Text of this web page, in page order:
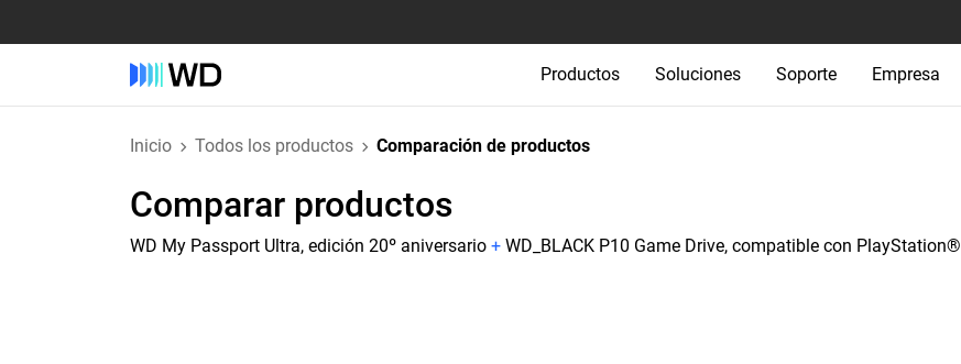
Productos Soluciones Soporte Empresa
Inicio Todos los productos Comparación de productos
Comparar productos
WD My Passport Ultra, edición 20º aniversario + WD_BLACK P10 Game Drive, compatible con PlayStation®